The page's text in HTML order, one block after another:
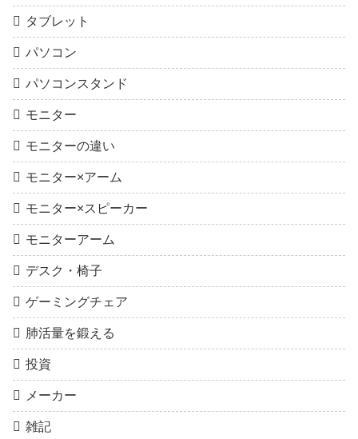
タブレット
パソコン
パソコンスタンド
モニター
モニターの違い
モニター×アーム
モニター×スピーカー
モニターアーム
デスク・椅子
ゲーミングチェア
肺活量を鍛える
投資
メーカー
雑記